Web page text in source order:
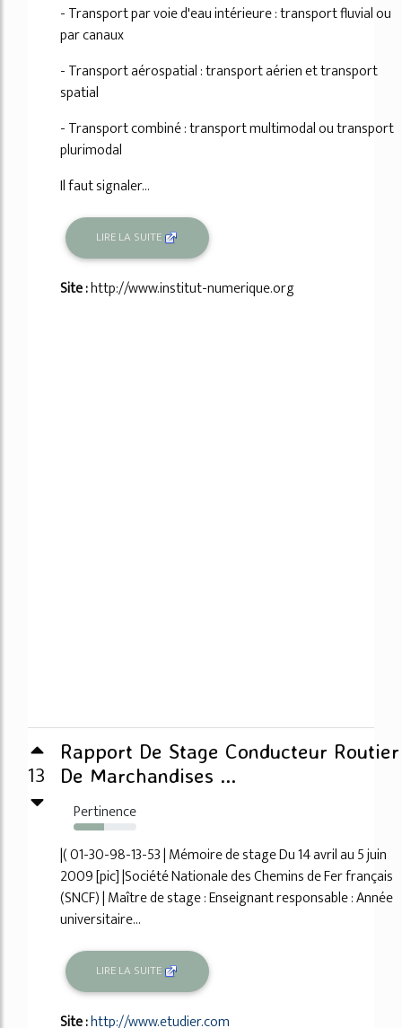
- Transport par voie d'eau intérieure : transport fluvial ou
par canaux
- Transport aérospatial : transport aérien et transport
spatial
- Transport combiné : transport multimodal ou transport
plurimodal
Il faut signaler...
LIRE LA SUITE
Site :http://www.institut-numerique.org
13
Rapport De Stage Conducteur Routier
De Marchandises ...
Pertinence
48%
|( 01-30-98-13-53 | Mémoire de stage Du 14 avril au 5 juin
2009 [pic] |Société Nationale des Chemins de Fer français
(SNCF) | Maître de stage : Enseignant responsable : Année
universitaire...
LIRE LA SUITE
Site :http://www.etudier.com